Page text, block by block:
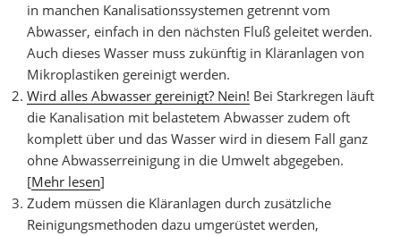
in manchen Kanalisationssystemen getrennt vom
Abwasser, einfach in den nächsten Fluß geleitet werden.
Auch dieses Wasser muss zukünftig in Kläranlagen von
Mikroplastiken gereinigt werden.
Wird alles Abwasser gereinigt? Nein! Bei Starkregen läuft
die Kanalisation mit belastetem Abwasser zudem oft
komplett über und das Wasser wird in diesem Fall ganz
ohne Abwasserreinigung in die Umwelt abgegeben.
[Mehr lesen]
Zudem müssen die Kläranlagen durch zusätzliche
Reinigungsmethoden dazu umgerüstet werden,